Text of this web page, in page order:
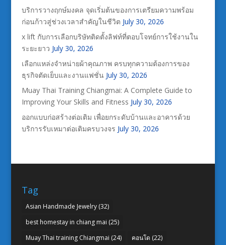
บริการวางฤกษ์มงคล จุดเริ่มต้นของการเตรียมความพร้อม
ก่อนก้าวสู่ช่วงเวลาสำคัญในชีวิต July 30, 2026
x lift กับการเลือกบริษัทติดตั้งลิฟท์ที่ตอบโจทย์การใช้งานใน
ระยะยาว July 30, 2026
เลือกแหล่งจำหน่ายผ้าคุณภาพ ครบทุกความต้องการของ
ธุรกิจตัดเย็บและงานแฟชั่น July 30, 2026
Muay Thai Training Chiangmai: A Complete Guide to
Improving Your Skills and Fitness July 30, 2026
ออกแบบก่อสร้างต่อเติม เพื่อยกระดับบ้านและอาคารด้วย
บริการรับเหมาต่อเติมครบวงจร July 30, 2026
Tag
Asian Handmade Jewelry(32)
best homestay in chiang mai (25)
Muay Thai training Chiangmai (24) คอนโด (22)